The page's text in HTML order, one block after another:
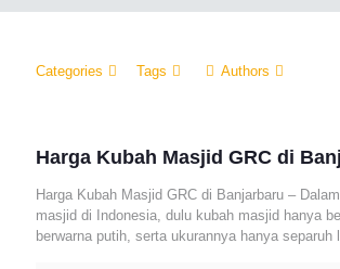
Categories Tags Authors
Harga Kubah Masjid GRC di
Harga Kubah Masjid GRC di Banjarbaru –
masjid di Indonesia, dulu kubah masjid hanya
berwarna putih, serta ukurannya hanya separuh